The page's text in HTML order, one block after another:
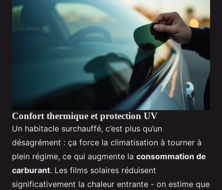
Confort thermique et protection UV
Un habitacle surchauffé, c’est plus qu’un
désagrément : ça force la climatisation à tourner à
plein régime, ce qui augmente la consommation de
carburant. Les films solaires réduisent
significativement la chaleur entrante - on estime que